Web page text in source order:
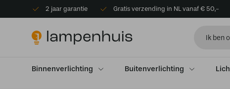
2 jaar garantie Gratis verzending in NL vanaf € 50,-
Binnenverlichting Buitenverlichting